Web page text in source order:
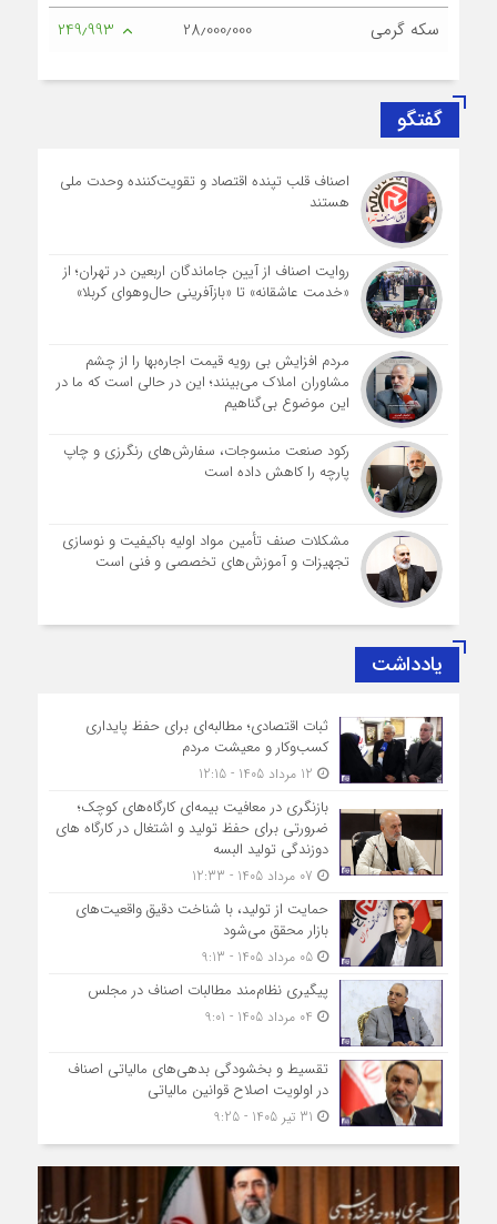
سکه گرمی
28٫000٫000 249٫993
گفتگو
اصناف قلب تپنده اقتصاد و تقویت‌کننده وحدت ملی
هستند
روایت اصناف از آیین جاماندگان اربعین در تهران؛ از
«خدمت عاشقانه» تا «بازآفرینی حال‌وهوای کربلا»
مردم افزایش بی رویه قیمت اجاره‌بها را از چشم
مشاوران املاک می‌بینند؛ این در حالی است که ما در
این موضوع بی‌گناهیم
رکود صنعت منسوجات، سفارش‌های رنگرزی و چاپ
پارچه را کاهش داده است
مشکلات صنف تأمین مواد اولیه باکیفیت و نوسازی
تجهیزات و آموزش‌های تخصصی و فنی است
یادداشت
ثبات اقتصادی؛ مطالبه‌ای برای حفظ پایداری
کسب‌وکار و معیشت مردم
بازنگری در معافیت بیمه‌ای کارگاه‌های کوچک؛
ضرورتی برای حفظ تولید و اشتغال در کارگاه های
دوزندگی تولید البسه
حمایت از تولید، با شناخت دقیق واقعیت‌های
بازار محقق می‌شود
05 مرداد 1405 - 9:13
پیگیری نظام‌مند مطالبات اصناف در مجلس
تقسیط و بخشودگی بدهی‌های مالیاتی اصناف
در اولویت اصلاح قوانین مالیاتی